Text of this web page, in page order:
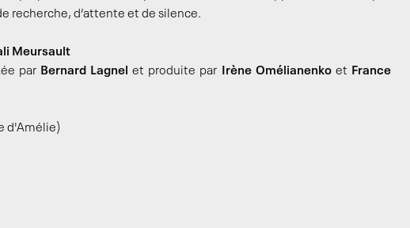
recherche, d’attente et de silence.
Meursault
par Bernard Lagnel et produite par Irène Omélianenkoet France
d'Amélie)